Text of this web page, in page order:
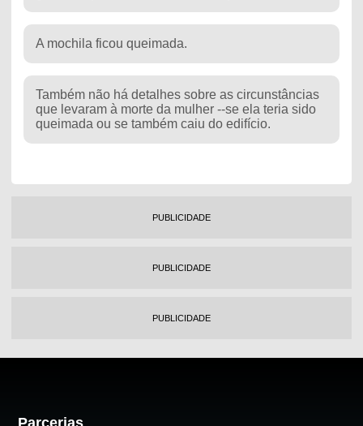
A mochila ficou queimada.
Também não há detalhes sobre as circunstâncias
que levaram à morte da mulher --se ela teria sido
queimada ou se também caiu do edifício.
PUBLICIDADE
PUBLICIDADE
PUBLICIDADE